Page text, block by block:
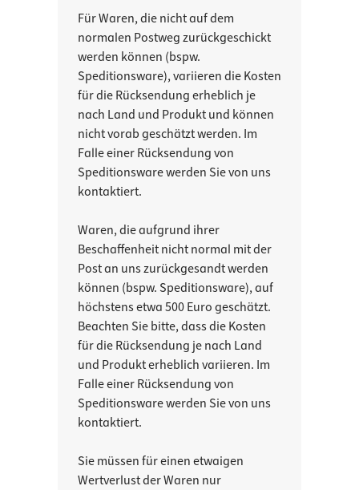
Für Waren, die nicht auf dem
normalen Postweg zurückgeschickt
werden können (bspw.
Speditionsware), variieren die Kosten
für die Rücksendung erheblich je
nach Land und Produkt und können
nicht vorab geschätzt werden. Im
Falle einer Rücksendung von
Speditionsware werden Sie von uns
kontaktiert.
Waren, die aufgrund ihrer
Beschaffenheit nicht normal mit der
Post an uns zurückgesandt werden
können (bspw. Speditionsware), auf
höchstens etwa 500 Euro geschätzt.
Beachten Sie bitte, dass die Kosten
für die Rücksendung je nach Land
und Produkt erheblich variieren. Im
Falle einer Rücksendung von
Speditionsware werden Sie von uns
kontaktiert.
Sie müssen für einen etwaigen
Wertverlust der Waren nur